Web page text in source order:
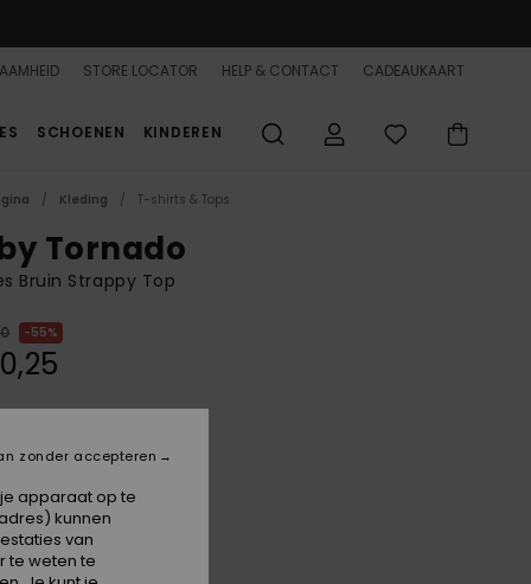
STORE LOCATOR HELP & CONTACT CADEAUKAART
SCHOENEN KINDEREN
Kleding T-shirts & Tops
Tornado
Bruin Strappy Top
55%
apparaat op te
kunnen
van
te weten te
zonder accepteren